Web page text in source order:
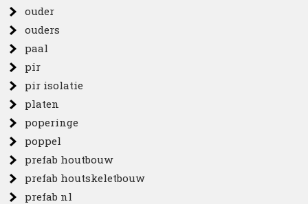
ouder
ouders
paal
pir
pir isolatie
platen
poperinge
poppel
prefab houtbouw
prefab houtskeletbouw
prefab nl